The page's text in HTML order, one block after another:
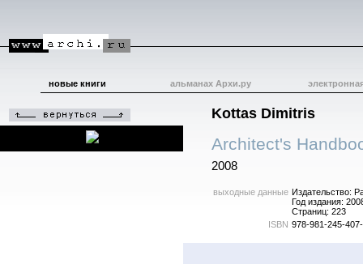
новые книги альманах Архи.ру
Kottas Dimitris
Architect's
2008
выходные данные Издательство:
Год издания:
Страниц: 223
ISBN 978-981-245-